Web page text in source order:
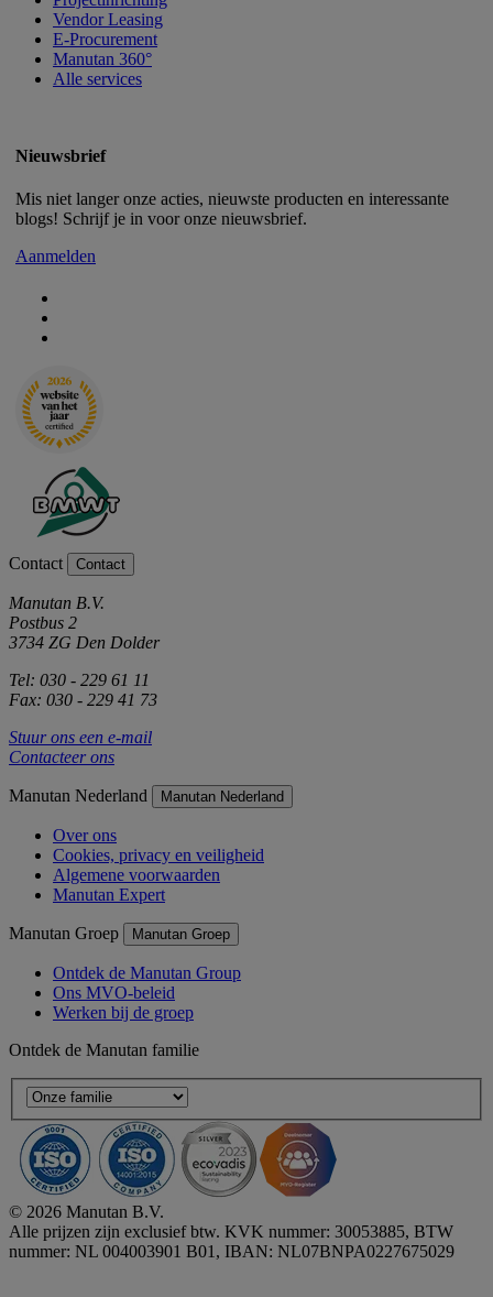
Vendor Leasing
E-Procurement
Manutan 360°
Alle services
Nieuwsbrief
Mis niet langer onze acties, nieuwste producten en interessante
blogs! Schrijf je in voor onze nieuwsbrief.
Aanmelden
Contact Contact
Manutan B.V.
Postbus 2
3734 ZG Den Dolder
Tel: 030 - 229 61 11
Fax: 030 - 229 41 73
Stuur ons een e-mail
Contacteer ons
Manutan Nederland Manutan Nederland
Over ons
Cookies, privacy en veiligheid
Algemene voorwaarden
Manutan Expert
Manutan Groep Manutan Groep
Ontdek de Manutan Group
Ons MVO-beleid
Werken bij de groep
Ontdek de Manutan familie
© 2026 Manutan B.V.
Alle prijzen zijn exclusief btw. KVK nummer: 30053885, BTW
nummer: NL 004003901 B01, IBAN: NL07BNPA0227675029